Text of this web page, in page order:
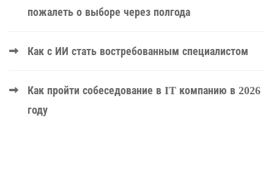
пожалеть о выборе через полгода
Как с ИИ стать востребованным специалистом
Как пройти собеседование в IT компанию в 2026
году